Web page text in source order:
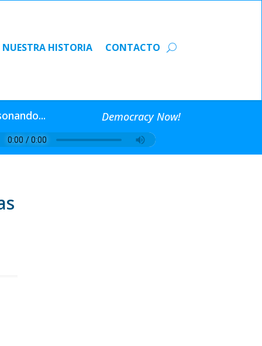
NUESTRA HISTORIA CONTACTO
NUESTRA HISTORIA CONTACTO
Democracy Now!